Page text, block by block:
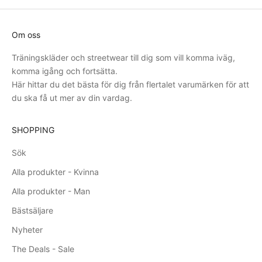
Om oss
Träningskläder och streetwear till dig som vill komma iväg,
komma igång och fortsätta.
Här hittar du det bästa för dig från flertalet varumärken för att
du ska få ut mer av din vardag.
SHOPPING
Sök
Alla produkter - Kvinna
Alla produkter - Man
Bästsäljare
Nyheter
The Deals - Sale